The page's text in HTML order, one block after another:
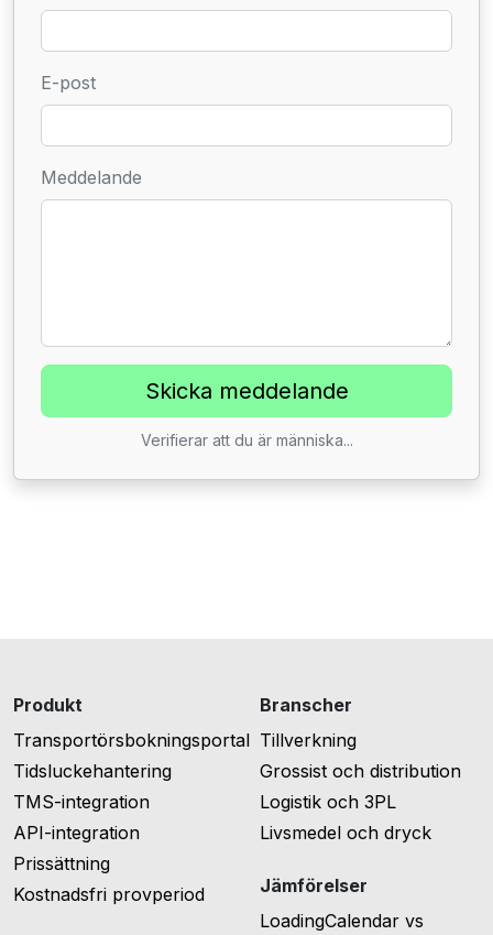
E-post
Meddelande
Verifierar att du är människa...
Produkt
Transportörsbokningsportal
Tidsluckehantering
TMS-integration
API-integration
Prissättning
Kostnadsfri provperiod
Branscher
Tillverkning
Grossist och distribution
Logistik och 3PL
Livsmedel och dryck
Jämförelser
LoadingCalendar vs